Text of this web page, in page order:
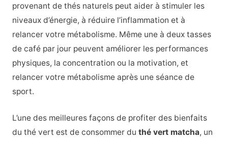
provenant de thés naturels peut aider à stimuler les
niveaux d’énergie, à réduire l’inflammation et à
relancer votre métabolisme. Même une à deux tasses
de café par jour peuvent améliorer les performances
physiques, la concentration ou la motivation, et
relancer votre métabolisme après une séance de
sport.
L’une des meilleures façons de profiter des bienfaits
du thé vert est de consommer du thé vert matcha, un